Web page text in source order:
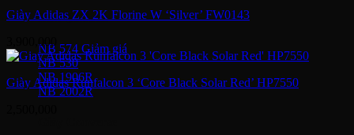
New Balance
NB 574
NB 530
NB 1906R
NB 2002R
Giày Adidas ZX 2K Florine W ‘Silver’ FW0143
3,900,000
Giày Adidas Runfalcon 3 ‘Core Black Solar Red’ HP7550